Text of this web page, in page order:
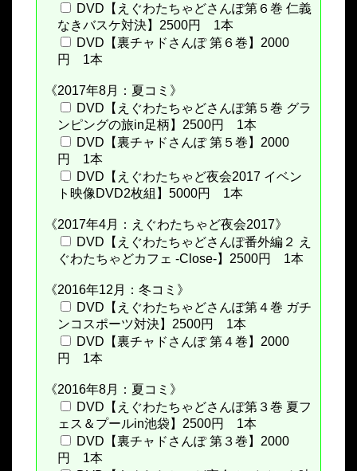
DVD【えぐわたちゃどさんぽ第６巻 仁義
なきバスケ対決】2500円 1本
DVD【裏チャドさんぽ 第６巻】2000
円 1本
《2017年8月：夏コミ》
DVD【えぐわたちゃどさんぽ第５巻 グラ
ンピングの旅in足柄】2500円 1本
DVD【裏チャドさんぽ 第５巻】2000
円 1本
DVD【えぐわたちゃど夜会2017 イベン
ト映像DVD2枚組】5000円 1本
《2017年4月：えぐわたちゃど夜会2017》
DVD【えぐわたちゃどさんぽ番外編２ え
ぐわたちゃどカフェ -Close-】2500円 1本
《2016年12月：冬コミ》
DVD【えぐわたちゃどさんぽ第４巻 ガチ
ンコスポーツ対決】2500円 1本
DVD【裏チャドさんぽ 第４巻】2000
円 1本
《2016年8月：夏コミ》
DVD【えぐわたちゃどさんぽ第３巻 夏フ
ェス＆プールin池袋】2500円 1本
DVD【裏チャドさんぽ 第３巻】2000
円 1本